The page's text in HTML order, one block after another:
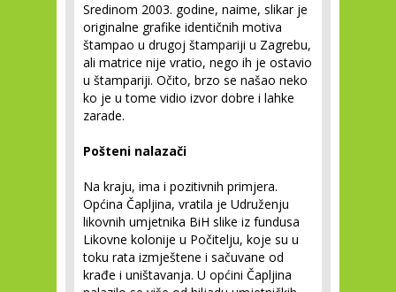
Sredinom 2003. godine, naime, slikar je
originalne grafike identičnih motiva
štampao u drugoj štampariji u Zagrebu,
ali matrice nije vratio, nego ih je ostavio
u štampariji. Očito, brzo se našao neko
ko je u tome vidio izvor dobre i lahke
zarade.
Pošteni nalazači
Na kraju, ima i pozitivnih primjera.
Općina Čapljina, vratila je Udruženju
likovnih umjetnika BiH slike iz fundusa
Likovne kolonije u Počitelju, koje su u
toku rata izmještene i sačuvane od
krađe i uništavanja. U općini Čapljina